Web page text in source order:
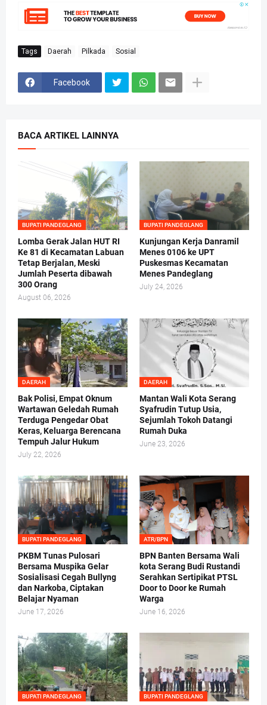
Tags Daerah Pilkada Sosial
Facebook
BACA ARTIKEL LAINNYA
BUPATI PANDEGLANG
Lomba Gerak Jalan HUT RI
Ke 81 di Kecamatan Labuan
Tetap Berjalan, Meski
Jumlah Peserta dibawah
300 Orang
August 06, 2026
BUPATI PANDEGLANG
Kunjungan Kerja Danramil
Menes 0106 ke UPT
Puskesmas Kecamatan
Menes Pandeglang
July 24, 2026
DAERAH
Bak Polisi, Empat Oknum
Wartawan Geledah Rumah
Terduga Pengedar Obat
Keras, Keluarga Berencana
Tempuh Jalur Hukum
July 22, 2026
DAERAH
Mantan Wali Kota Serang
Syafrudin Tutup Usia,
Sejumlah Tokoh Datangi
Rumah Duka
June 23, 2026
BUPATI PANDEGLANG
PKBM Tunas Pulosari
Bersama Muspika Gelar
Sosialisasi Cegah Bullyng
dan Narkoba, Ciptakan
Belajar Nyaman
June 17, 2026
ATR/BPN
BPN Banten Bersama Wali
kota Serang Budi Rustandi
Serahkan Sertipikat PTSL
Door to Door ke Rumah
Warga
June 16, 2026
BUPATI PANDEGLANG BUPATI PANDEGLANG